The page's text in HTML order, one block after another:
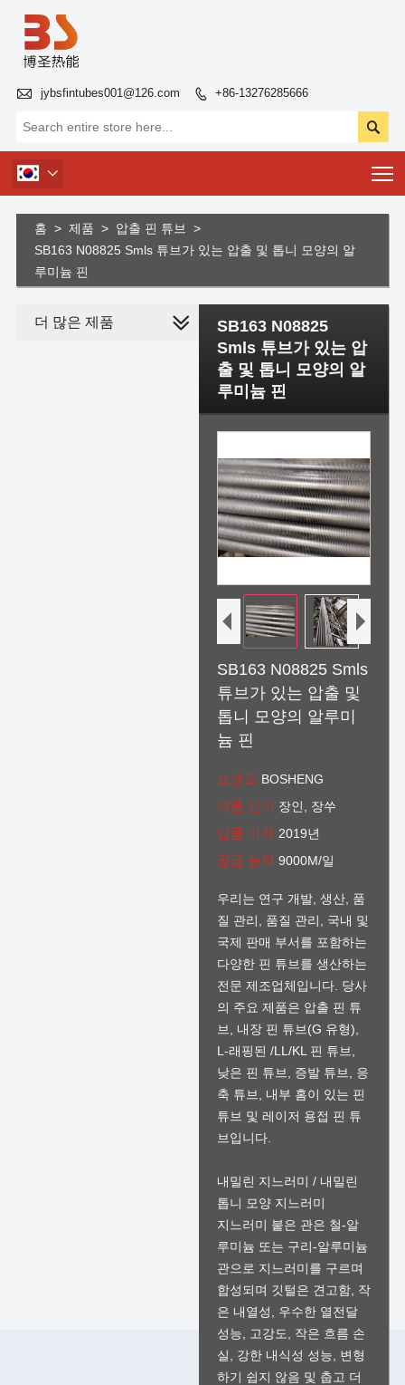
 jybsfintubes001@126.com  +86-13276285666


홈 > 제품 > 압출 핀 튜브
>
SB163 N08825 Smls 튜브가 있는 압출 및 톱니 모양의 알
루미늄 핀
SB163 N08825
Smls 튜브가 있는 압
출 및 톱니 모양의 알
루미늄 핀
SB163 N08825 Smls
튜브가 있는 압출 및
톱니 모양의 알루미
늄 핀
브랜드 BOSHENG
제품 산지 장인, 장쑤
납품 가격 2019년
공급 능력9000M/일
우리는 연구 개발, 생산, 품
질 관리, 품질 관리, 국내 및
국제 판매 부서를 포함하는
다양한 핀 튜브를 생산하는
전문 제조업체입니다. 당사
의 주요 제품은 압출 핀 튜
브, 내장 핀 튜브(G 유형),
L-래핑된 /LL/KL 핀 튜브,
낮은 핀 튜브, 증발 튜브, 응
축 튜브, 내부 홈이 있는 핀
튜브 및 레이저 용접 핀 튜
브입니다.
내밀린 지느러미 / 내밀린
톱니 모양 지느러미
지느러미 붙은 관은 철-알
루미늄 또는 구리-알루미늄
관으로 지느러미를 구르며
합성되며 깃털은 견고함, 작
은 내열성, 우수한 열전달
성능, 고강도, 작은 흐름 손
실, 강한 내식성 성능, 변형
하기 쉽지 않음 및 춥고 더
더 많은 제품